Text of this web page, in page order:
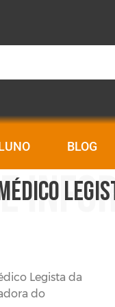
BLOG
Legista da
do